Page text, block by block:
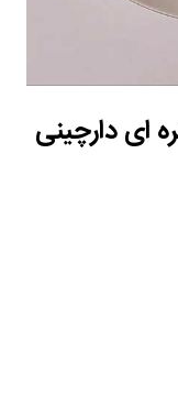
ای دارچینی